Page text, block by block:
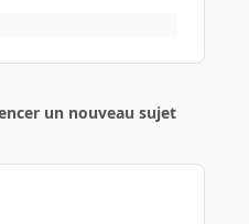
un nouveau sujet